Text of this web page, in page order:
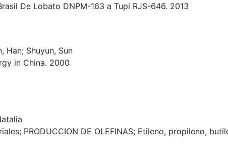
De Lobato DNPM-163 a Tupi RJS-646. 2013
Han; Shuyun, Sun
in China. 2000
PRODUCCION DE OLEFINAS; Etileno, propileno,